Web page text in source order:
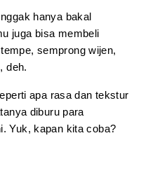
hanya bakal
juga bisa membeli
semprong wijen,
deh.
apa rasa dan tekstur
diburu para
Yuk, kapan kita coba?